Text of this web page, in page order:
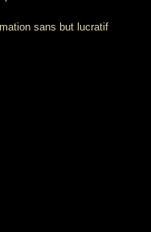
sans but lucratif